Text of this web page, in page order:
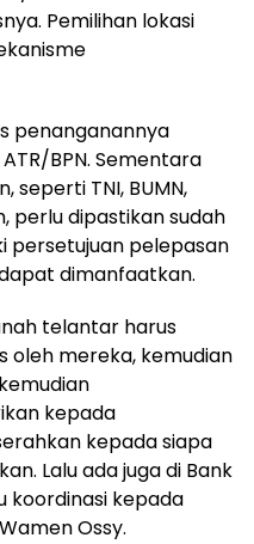
Pemilihan lokasi
penanganannya
BPN. Sementara
seperti TNI, BUMN,
perlu dipastikan sudah
persetujuan pelepasan
dimanfaatkan.
telantar harus
oleh mereka, kemudian
kepada
kepada siapa
Lalu ada juga di Bank
koordinasi kepada
Ossy.